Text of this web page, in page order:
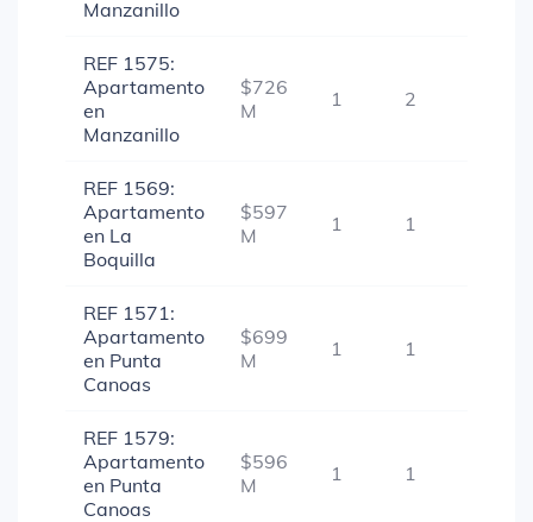
Manzanillo
REF 1575:
Apartamento
en
Manzanillo
$726
M
1 2
REF 1569:
Apartamento
en La
Boquilla
$597
M
1 1
REF 1571:
Apartamento
en Punta
Canoas
$699
M
1 1
REF 1579:
Apartamento
en Punta
Canoas
$596
M
1 1